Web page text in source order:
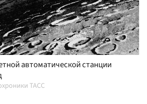
автоматической станции
ТАСС